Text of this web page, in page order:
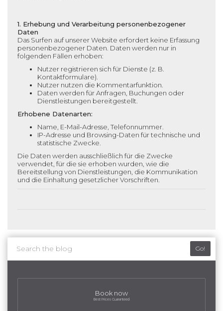
1. Erhebung und Verarbeitung personenbezogener
Daten
Das Surfen auf unserer Website erfordert keine Erfassung
personenbezogener Daten. Daten werden nur in
folgenden Fällen erhoben:
Nutzer registrieren sich für Dienste (z. B.
Kontaktformulare).
Nutzer nutzen die Kommentarfunktion.
Daten werden für Anfragen, Buchungen oder
Dienstleistungen bereitgestellt.
Erhobene Datenarten:
Name, E-Mail-Adresse, Telefonnummer.
IP-Adresse und Browsing-Daten für technische und
statistische Zwecke.
Die Daten werden ausschließlich für die Zwecke
verwendet, für die sie erhoben wurden, wie die
Bereitstellung von Dienstleistungen, die Kommunikation
und die Einhaltung gesetzlicher Vorschriften.
Go!
Book now
Best Prices Guaranteed